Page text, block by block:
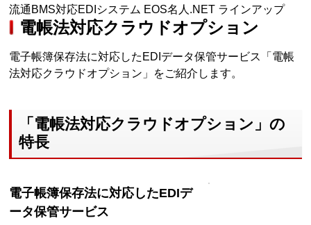
流通BMS対応EDIシステム EOS名人.NET ラインアップ
電帳法対応クラウドオプション
電子帳簿保存法に対応したEDIデータ保管サービス「電帳
法対応クラウドオプション」をご紹介します。
「電帳法対応クラウドオプション」の
特長
電子帳簿保存法に対応したEDIデ
ータ保管サービス